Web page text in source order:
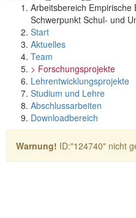
Arbeitsbereich Empirische
Schwerpunkt Schul- und
Start
Aktuelles
Team
> Forschungsprojekte
Lehrentwicklungsprojekte
Studium und Lehre
Abschlussarbeiten
Downloadbereich
Warnung! ID:"124740" nicht